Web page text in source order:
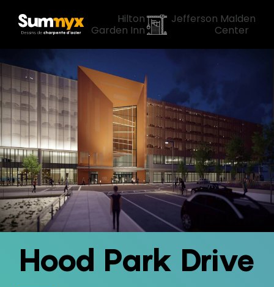
Hilton
Garden Inn
Jefferson Malden
Center
Hood Park Drive